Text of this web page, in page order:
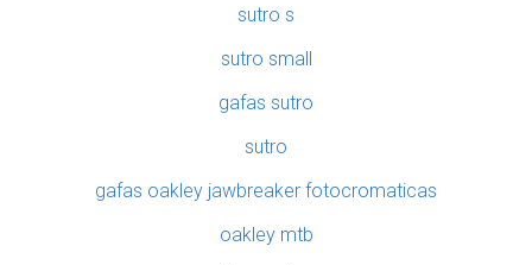
sutro s
sutro small
gafas sutro
sutro
gafas oakley jawbreaker fotocromaticas
oakley mtb